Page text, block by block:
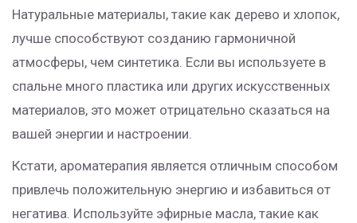
Натуральные материалы, такие как дерево и хлопок,
лучше способствуют созданию гармоничной
атмосферы, чем синтетика. Если вы используете в
спальне много пластика или других искусственных
материалов, это может отрицательно сказаться на
вашей энергии и настроении.
Кстати, ароматерапия является отличным способом
привлечь положительную энергию и избавиться от
негатива. Используйте эфирные масла, такие как